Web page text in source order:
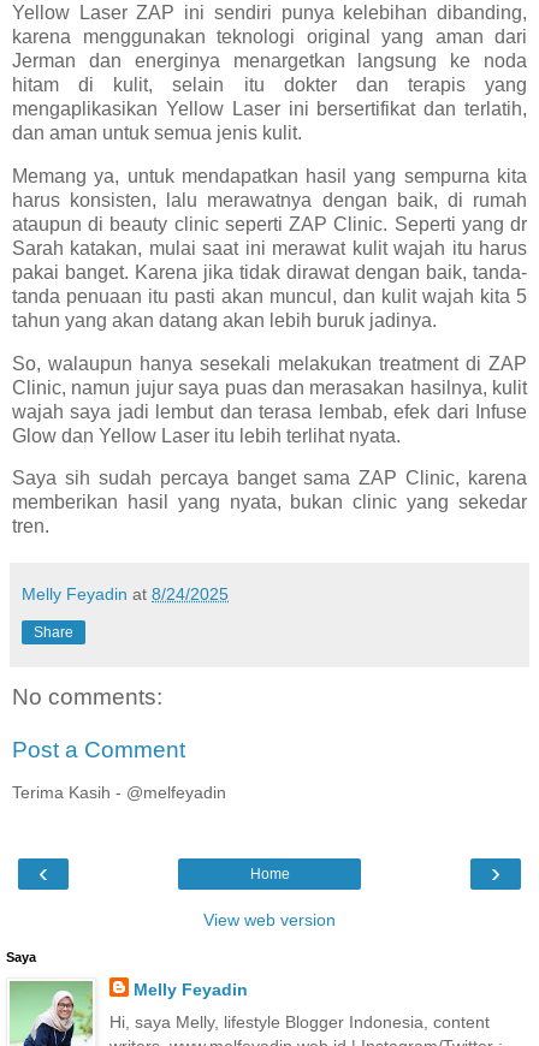
Yellow Laser ZAP ini sendiri punya kelebihan dibanding,
karena menggunakan teknologi original yang aman dari
Jerman dan energinya menargetkan langsung ke noda
hitam di kulit, selain itu dokter dan terapis yang
mengaplikasikan Yellow Laser ini bersertifikat dan terlatih,
dan aman untuk semua jenis kulit.
Memang ya, untuk mendapatkan hasil yang sempurna kita
harus konsisten, lalu merawatnya dengan baik, di rumah
ataupun di beauty clinic seperti ZAP Clinic. Seperti yang dr
Sarah katakan, mulai saat ini merawat kulit wajah itu harus
pakai banget. Karena jika tidak dirawat dengan baik, tanda-
tanda penuaan itu pasti akan muncul, dan kulit wajah kita 5
tahun yang akan datang akan lebih buruk jadinya.
So, walaupun hanya sesekali melakukan treatment di ZAP
Clinic, namun jujur saya puas dan merasakan hasilnya, kulit
wajah saya jadi lembut dan terasa lembab, efek dari Infuse
Glow dan Yellow Laser itu lebih terlihat nyata.
Saya sih sudah percaya banget sama ZAP Clinic, karena
memberikan hasil yang nyata, bukan clinic yang sekedar
tren.
Melly Feyadin at 8/24/2025
Share
No comments:
Post a Comment
Terima Kasih - @melfeyadin
‹ ›
Home
View web version
Saya
Melly Feyadin
Hi, saya Melly, lifestyle Blogger Indonesia, content